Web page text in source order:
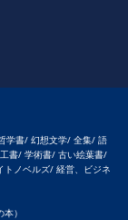
学書/ 幻想文学/ 全集/ 語
書/ 学術書/ 古い絵葉書/
ノベルズ/ 経営、ビジネ
）